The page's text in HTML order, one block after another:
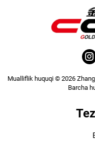
Mualliflik huquqi © 2026
Barcha